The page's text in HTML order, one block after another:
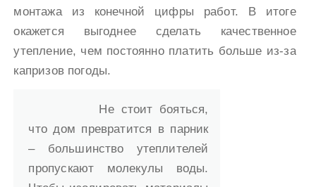
монтажа из конечной цифры работ. В итоге
окажется выгоднее сделать качественное
утепление, чем постоянно платить больше из-за
капризов погоды.
Не стоит бояться,
что дом превратится в парник
– большинство утеплителей
пропускают молекулы воды.